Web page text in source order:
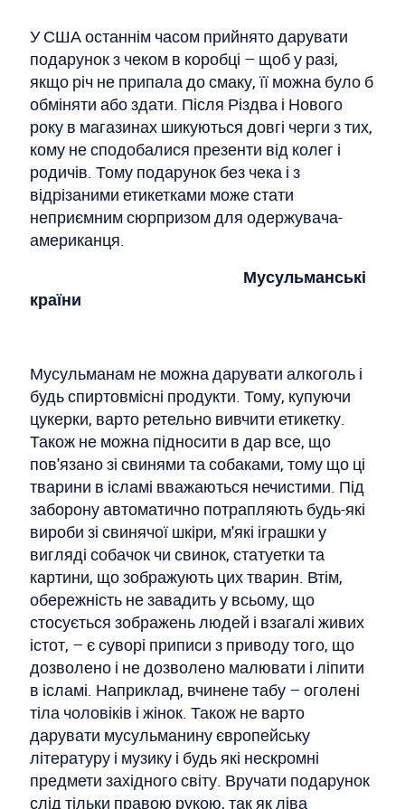
У США останнім часом прийнято дарувати
подарунок з чеком в коробці – щоб у разі,
якщо річ не припала до смаку, її можна було б
обміняти або здати. Після Різдва і Нового
року в магазинах шикуються довгі черги з тих,
кому не сподобалися презенти від колег і
родичів. Тому подарунок без чека і з
відрізаними етикетками може стати
неприємним сюрпризом для одержувача-
американця.
Мусульманські
країни
Мусульманам не можна дарувати алкоголь і
будь спиртовмісні продукти. Тому, купуючи
цукерки, варто ретельно вивчити етикетку.
Також не можна підносити в дар все, що
пов'язано зі свинями та собаками, тому що ці
тварини в ісламі вважаються нечистими. Під
заборону автоматично потрапляють будь-які
вироби зі свинячої шкіри, м'які іграшки у
вигляді собачок чи свинок, статуетки та
картини, що зображують цих тварин. Втім,
обережність не завадить у всьому, що
стосується зображень людей і взагалі живих
істот, – є суворі приписи з приводу того, що
дозволено і не дозволено малювати і ліпити
в ісламі. Наприклад, вчинене табу – оголені
тіла чоловіків і жінок. Також не варто
дарувати мусульманину європейську
літературу і музику і будь які нескромні
предмети західного світу. Вручати подарунок
слід тільки правою рукою, так як ліва